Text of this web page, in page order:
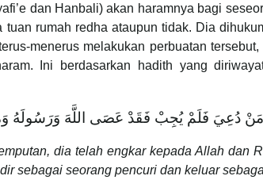
dan Hanbali) akan haramnya bagi
rumah redha ataupun tidak. Dia
menerus melakukan perbuatan tersebut,
Ini berdasarkan hadith yang
مَنْ دُعِيَ فَلَمْ يُجِبْ فَقَدْ عَصَى اللَّهَ وَرَسُولَهُ
dia telah engkar kepada Allah dan
sebagai seorang pencuri dan keluar